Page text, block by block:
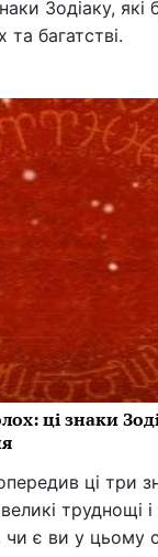
Зодіаку, які
багатстві.
ці знаки
ці три
труднощі і
чи є ви у цьому